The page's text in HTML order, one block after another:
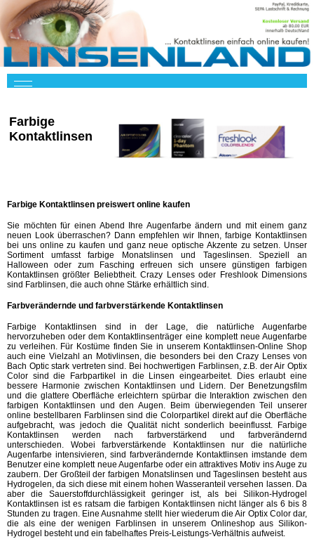
Farbige
Kontaktlinsen
Farbige Kontaktlinsen preiswert online kaufen
Sie möchten für einen Abend Ihre Augenfarbe ändern und mit einem ganz
neuen Look überraschen? Dann empfehlen wir Ihnen, farbige Kontaktlinsen
bei uns online zu kaufen und ganz neue optische Akzente zu setzen. Unser
Sortiment umfasst farbige Monatslinsen und Tageslinsen. Speziell an
Halloween oder zum Fasching erfreuen sich unsere günstigen farbigen
Kontaktlinsen größter Beliebtheit. Crazy Lenses oder Freshlook Dimensions
sind Farblinsen, die auch ohne Stärke erhältlich sind.
Farbverändernde und farbverstärkende Kontaktlinsen
Farbige Kontaktlinsen sind in der Lage, die natürliche Augenfarbe
hervorzuheben oder dem Kontaktlinsenträger eine komplett neue Augenfarbe
zu verleihen. Für Kostüme finden Sie in unserem Kontaktlinsen-Online Shop
auch eine Vielzahl an Motivlinsen, die besonders bei den Crazy Lenses von
Bach Optic stark vertreten sind. Bei hochwertigen Farblinsen, z.B. der Air Optix
Color sind die Farbpartikel in die Linsen eingearbeitet. Dies erlaubt eine
bessere Harmonie zwischen Kontaktlinsen und Lidern. Der Benetzungsfilm
und die glattere Oberfläche erleichtern spürbar die Interaktion zwischen den
farbigen Kontaktlinsen und den Augen. Beim überwiegenden Teil unserer
online bestellbaren Farblinsen sind die Colorpartikel direkt auf die Oberfläche
aufgebracht, was jedoch die Qualität nicht sonderlich beeinflusst. Farbige
Kontaktlinsen werden nach farbverstärkend und farbverändernd
unterschieden. Wobei farbverstärkende Kontaktlinsen nur die natürliche
Augenfarbe intensivieren, sind farbverändernde Kontaktlinsen imstande dem
Benutzer eine komplett neue Augenfarbe oder ein attraktives Motiv ins Auge zu
zaubern. Der Großteil der farbigen Monatslinsen und Tageslinsen besteht aus
Hydrogelen, da sich diese mit einem hohen Wasseranteil versehen lassen. Da
aber die Sauerstoffdurchlässigkeit geringer ist, als bei Silikon-Hydrogel
Kontaktlinsen ist es ratsam die farbigen Kontaktlinsen nicht länger als 6 bis 8
Stunden zu tragen. Eine Ausnahme stellt hier wiederum die Air Optix Color dar,
die als eine der wenigen Farblinsen in unserem Onlineshop aus Silikon-
Hydrogel besteht und ein fabelhaftes Preis-Leistungs-Verhältnis aufweist.